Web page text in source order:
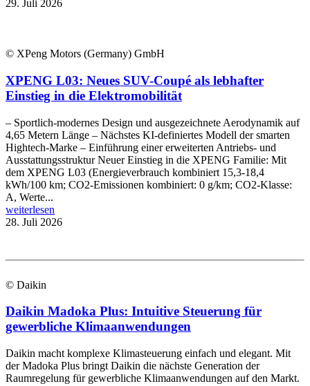
29. Juli 2026
© XPeng Motors (Germany) GmbH
XPENG L03: Neues SUV-Coupé als lebhafter
Einstieg in die Elektromobilität
– Sportlich-modernes Design und ausgezeichnete Aerodynamik auf
4,65 Metern Länge – Nächstes KI-definiertes Modell der smarten
Hightech-Marke – Einführung einer erweiterten Antriebs- und
Ausstattungsstruktur Neuer Einstieg in die XPENG Familie: Mit
dem XPENG L03 (Energieverbrauch kombiniert 15,3-18,4
kWh/100 km; CO2-Emissionen kombiniert: 0 g/km; CO2-Klasse:
A, Werte...
weiterlesen
28. Juli 2026
© Daikin
Daikin Madoka Plus: Intuitive Steuerung für
gewerbliche Klimaanwendungen
Daikin macht komplexe Klimasteuerung einfach und elegant. Mit
der Madoka Plus bringt Daikin die nächste Generation der
Raumregelung für gewerbliche Klimaanwendungen auf den Markt.